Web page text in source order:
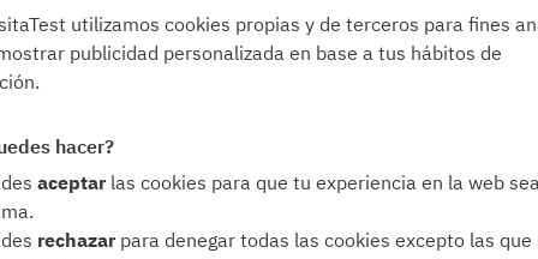
oposiciones con
para que aprovechéis al máximo estos exámenes con
utilizamos cookies propias y de terceros para fines
publicidad personalizada en base a tus hábitos de
hacer?
aceptar las cookies para que tu experiencia en la web sea
rechazar para denegar todas las cookies excepto las que